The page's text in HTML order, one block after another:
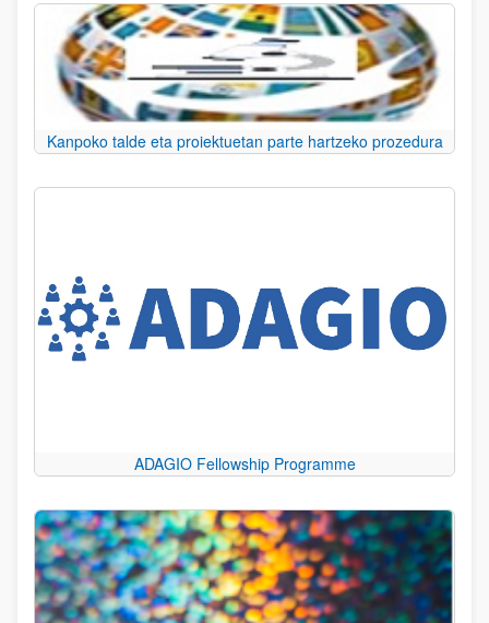
Kanpoko talde eta proiektuetan parte hartzeko prozedura
ADAGIO Fellowship Programme